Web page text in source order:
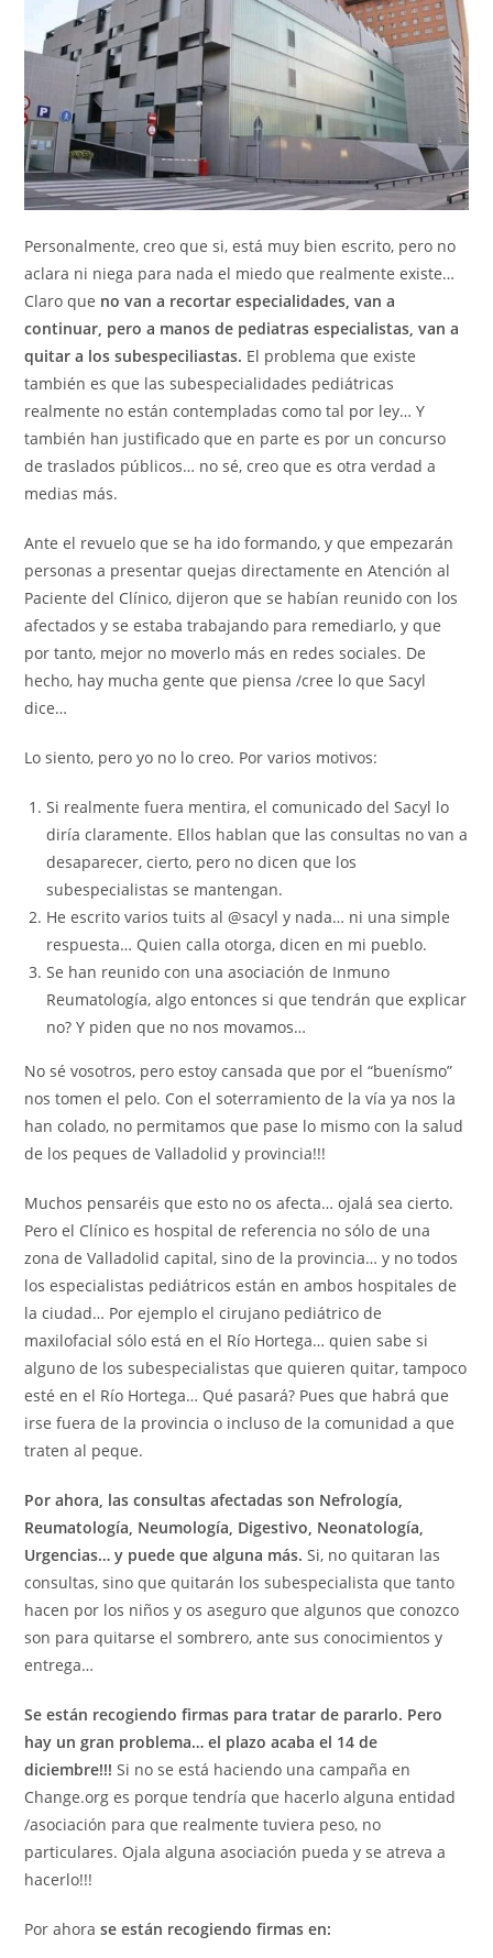
Personalmente, creo que si, está muy bien escrito, pero no
aclara ni niega para nada el miedo que realmente existe…
Claro que no van a recortar especialidades, van a
continuar, pero a manos de pediatras especialistas, van a
quitar a los subespeciliastas. El problema que existe
también es que las subespecialidades pediátricas
realmente no están contempladas como tal por ley… Y
también han justificado que en parte es por un concurso
de traslados públicos… no sé, creo que es otra verdad a
medias más.
Ante el revuelo que se ha ido formando, y que empezarán
personas a presentar quejas directamente en Atención al
Paciente del Clínico, dijeron que se habían reunido con los
afectados y se estaba trabajando para remediarlo, y que
por tanto, mejor no moverlo más en redes sociales. De
hecho, hay mucha gente que piensa /cree lo que Sacyl
dice…
Lo siento, pero yo no lo creo. Por varios motivos:
Si realmente fuera mentira, el comunicado del Sacyl lo
diría claramente. Ellos hablan que las consultas no van a
desaparecer, cierto, pero no dicen que los
subespecialistas se mantengan.
He escrito varios tuits al @sacyl y nada… ni una simple
respuesta… Quien calla otorga, dicen en mi pueblo.
Se han reunido con una asociación de Inmuno
Reumatología, algo entonces si que tendrán que explicar
no? Y piden que no nos movamos…
No sé vosotros, pero estoy cansada que por el “buenísmo”
nos tomen el pelo. Con el soterramiento de la vía ya nos la
han colado, no permitamos que pase lo mismo con la salud
de los peques de Valladolid y provincia!!!
Muchos pensaréis que esto no os afecta… ojalá sea cierto.
Pero el Clínico es hospital de referencia no sólo de una
zona de Valladolid capital, sino de la provincia… y no todos
los especialistas pediátricos están en ambos hospitales de
la ciudad… Por ejemplo el cirujano pediátrico de
maxilofacial sólo está en el Río Hortega… quien sabe si
alguno de los subespecialistas que quieren quitar, tampoco
esté en el Río Hortega… Qué pasará? Pues que habrá que
irse fuera de la provincia o incluso de la comunidad a que
traten al peque.
Por ahora, las consultas afectadas son Nefrología,
Reumatología, Neumología, Digestivo, Neonatología,
Urgencias… y puede que alguna más. Si, no quitaran las
consultas, sino que quitarán los subespecialista que tanto
hacen por los niños y os aseguro que algunos que conozco
son para quitarse el sombrero, ante sus conocimientos y
entrega…
Se están recogiendo firmas para tratar de pararlo. Pero
hay un gran problema… el plazo acaba el 14 de
diciembre!!! Si no se está haciendo una campaña en
Change.org es porque tendría que hacerlo alguna entidad
/asociación para que realmente tuviera peso, no
particulares. Ojala alguna asociación pueda y se atreva a
hacerlo!!!
Por ahorase están recogiendo firmas en: